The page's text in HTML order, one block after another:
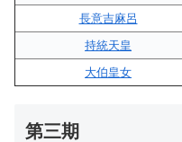
長意吉麻呂
持統天皇
大伯皇女
第三期